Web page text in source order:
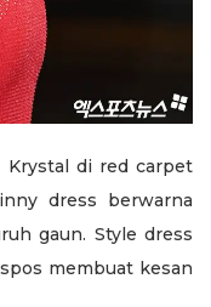
Krystal di red carpet
dress berwarna
gaun. Style dress
membuat kesan